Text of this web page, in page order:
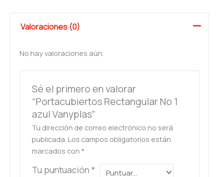
Valoraciones (0)
No hay valoraciones aún.
Sé el primero en valorar
“Portacubiertos Rectangular No 1
azul Vanyplas”
Tu dirección de correo electrónico no será
publicada. Los campos obligatorios están
marcados con *
Tu puntuación*